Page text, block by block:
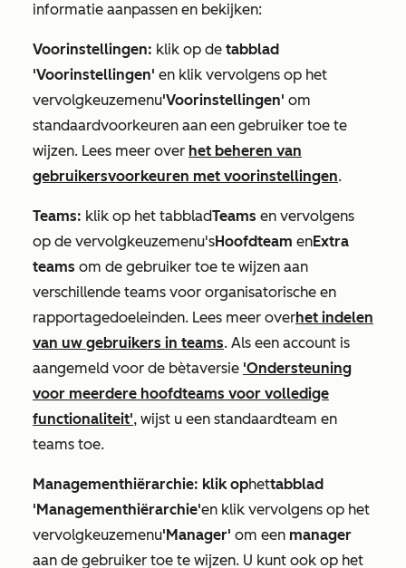
informatie aanpassen en bekijken:
Voorinstellingen: klik op de tabblad
'Voorinstellingen' en klik vervolgens op het
vervolgkeuzemenu'Voorinstellingen' om
standaardvoorkeuren aan een gebruiker toe te
wijzen. Lees meer over het beheren van
gebruikersvoorkeuren met voorinstellingen.
Teams: klik op het tabbladTeams en vervolgens
op de vervolgkeuzemenu'sHoofdteam enExtra
teams om de gebruiker toe te wijzen aan
verschillende teams voor organisatorische en
rapportagedoeleinden. Lees meer overhet indelen
van uw gebruikers in teams. Als een account is
aangemeld voor de bètaversie 'Ondersteuning
voor meerdere hoofdteams voor volledige
functionaliteit', wijst u een standaardteam en
teams toe.
Managementhiërarchie: klik ophettabblad
'Managementhiërarchie'en klik vervolgens op het
vervolgkeuzemenu'Manager' om een manager
aan de gebruiker toe te wijzen. U kunt ook op het